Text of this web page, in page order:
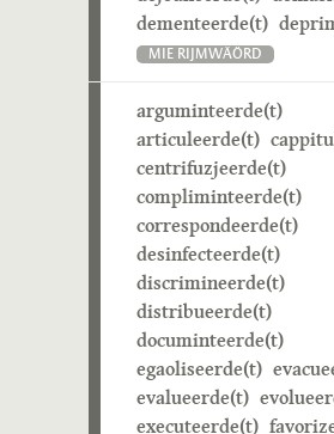
dementeerde(t)
MIE RIJMWÄÖRD
arguminteerde(t)
articuleerde(t)
centrifuzjeerde(t)
compliminteerde(t)
correspondeerde(t)
desinfecteerde(t)
discrimineerde(t)
distribueerde(t)
documinteerde(t)
egaoliseerde(t)
evalueerde(t)
executeerde(t)